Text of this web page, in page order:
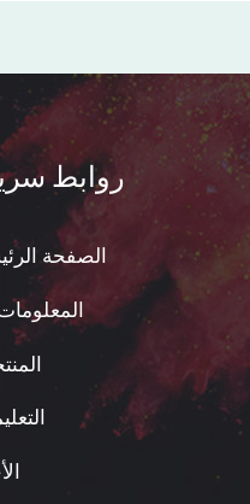
روابط
الصفحة